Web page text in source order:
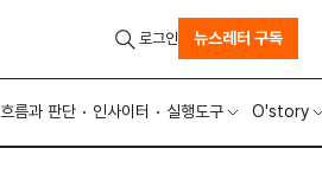
흐름과 판단 인사이터 실행도구 O'story
로그인 뉴스레터 구독